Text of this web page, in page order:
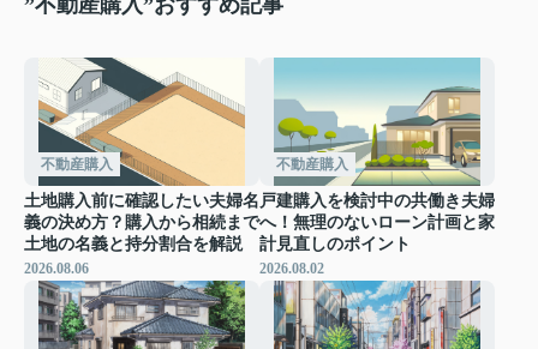
不動産購入
土地購入前に確認したい夫婦名
義の決め方？購入から相続まで
土地の名義と持分割合を解説
2026.08.06
不動産購入
戸建購入を検討中の共働き夫婦
へ！無理のないローン計画と家
計見直しのポイント
2026.08.02